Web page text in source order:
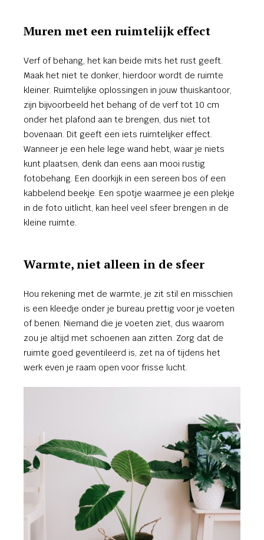
Muren met een ruimtelijk effect
Verf of behang, het kan beide mits het rust geeft.
Maak het niet te donker, hierdoor wordt de ruimte
kleiner. Ruimtelijke oplossingen in jouw thuiskantoor,
zijn bijvoorbeeld het behang of de verf tot 10 cm
onder het plafond aan te brengen, dus niet tot
bovenaan. Dit geeft een iets ruimtelijker effect.
Wanneer je een hele lege wand hebt, waar je niets
kunt plaatsen, denk dan eens aan mooi rustig
fotobehang. Een doorkijk in een sereen bos of een
kabbelend beekje. Een spotje waarmee je een plekje
in de foto uitlicht, kan heel veel sfeer brengen in de
kleine ruimte.
Warmte, niet alleen in de sfeer
Hou rekening met de warmte, je zit stil en misschien
is een kleedje onder je bureau prettig voor je voeten
of benen. Niemand die je voeten ziet, dus waarom
zou je altijd met schoenen aan zitten. Zorg dat de
ruimte goed geventileerd is, zet na of tijdens het
werk even je raam open voor frisse lucht.